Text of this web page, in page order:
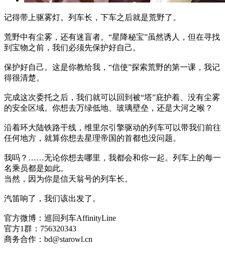
记得带上驱雾灯。列车长，下车之后就是荒野了。
荒野中有尘雾，还有迷盲者。“星降秘宝”虽然诱人，但在寻找
到宝物之前，我们必须先保护好自己。
保护好自己。这是你教给我，“信使”探索荒野的第一课，我记
得很清楚。
完成这次委托之后，我们就可以回到被“塔”庇护着、没有尘雾
的安全区域。你想去万绿低地、玻璃壁垒，还是大河之喉？
沿着环大陆铁路干线，维里尔引擎驱动的列车可以带我们前往
任何地方，就算你想去星理帝国的首都也没问题。
我吗？……无论你想去哪里，我都会和你一起。列车上的每一
名乘员都是如此。
当然，因为你是信天翁号的列车长。
汽笛响了，我们该出发了。
官方微博：巡回列车AffinityLine
官方1群：756320343
商务合作：bd@starowl.cn